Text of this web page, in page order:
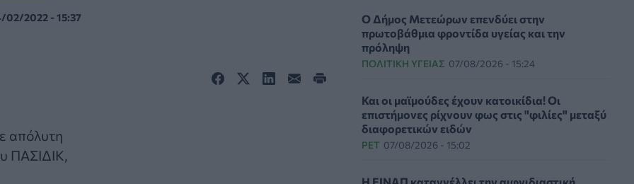
02/2022 - 15:37
απόλυτη
ΠΑΣΙΔΙΚ,
Ο Δήμος Μετεώρων επενδύει στην
πρωτοβάθμια φροντίδα υγείας και την
πρόληψη
ΠΟΛΙΤΙΚΉ ΥΓΕΊΑΣ 07/08/2026 - 15:24
Και οι μαϊμούδες έχουν κατοικίδια! Οι
επιστήμονες ρίχνουν φως στις "φιλίες" μεταξύ
διαφορετικών ειδών
PET 07/08/2026 - 15:02
Η ΕΙΝΑΠ καταγγέλλει την αιφνιδιαστική